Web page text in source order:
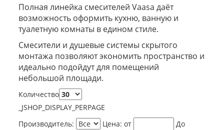
Полная линейка смесителей Vaasa даёт
возможность оформить кухню, ванную и
туалетную комнаты в едином стиле.
Смесители и душевые системы скрытого
монтажа позволяют экономить пространство и
идеально подойдут для помещений
небольшой площади.
Количество
_JSHOP_DISPLAY_PERPAGE
Производитель:
Цена:от
До